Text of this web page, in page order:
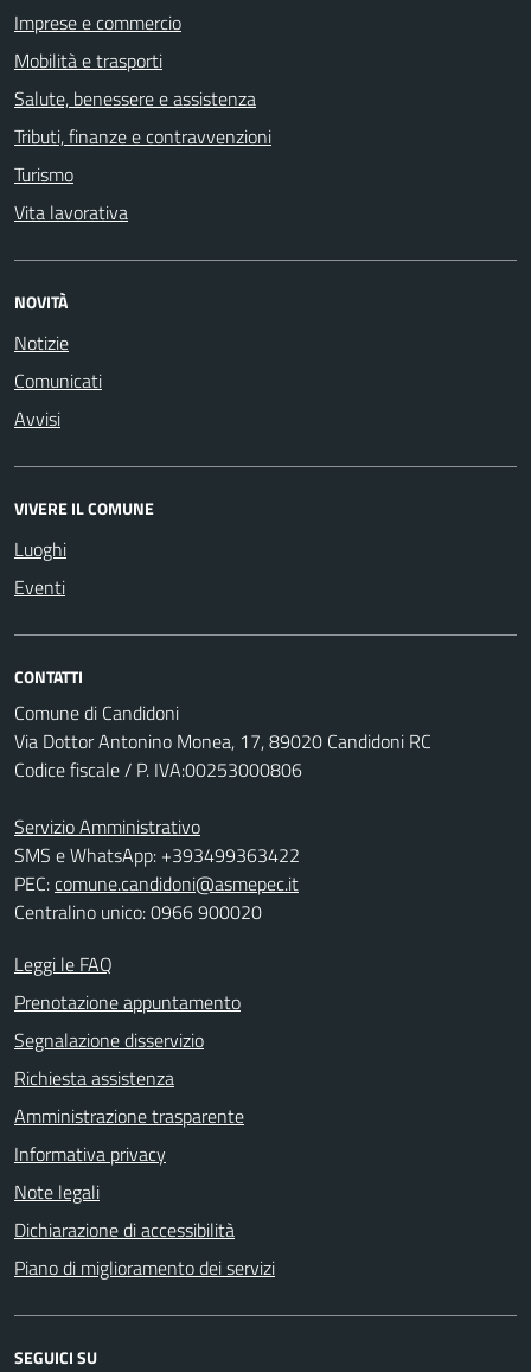
Imprese e commercio
Mobilità e trasporti
Salute, benessere e assistenza
Tributi, finanze e contravvenzioni
Turismo
Vita lavorativa
NOVITÀ
Notizie
Comunicati
Avvisi
VIVERE IL COMUNE
Luoghi
Eventi
CONTATTI
Comune di Candidoni
Via Dottor Antonino Monea, 17, 89020 Candidoni RC
Codice fiscale / P. IVA:00253000806
Servizio Amministrativo
SMS e WhatsApp: +393499363422
PEC:comune.candidoni@asmepec.it
Centralino unico: 0966 900020
Leggi le FAQ
Prenotazione appuntamento
Segnalazione disservizio
Richiesta assistenza
Amministrazione trasparente
Informativa privacy
Note legali
Dichiarazione di accessibilità
Piano di miglioramento dei servizi
SEGUICI SU